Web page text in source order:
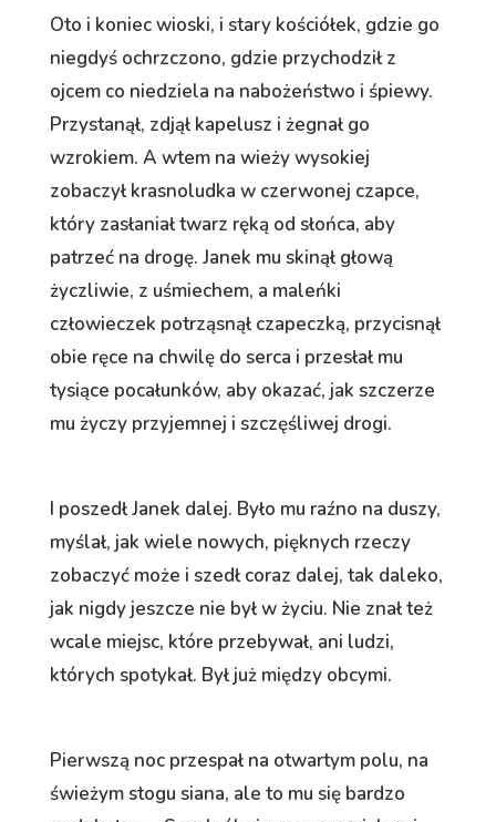
Oto i koniec wioski, i stary kościółek, gdzie go
niegdyś ochrzczono, gdzie przychodził z
ojcem co niedziela na nabożeństwo i śpiewy.
Przystanął, zdjął kapelusz i żegnał go
wzrokiem. A wtem na wieży wysokiej
zobaczył krasnoludka w czerwonej czapce,
który zasłaniał twarz ręką od słońca, aby
patrzeć na drogę. Janek mu skinął głową
życzliwie, z uśmiechem, a maleńki
człowieczek potrząsnął czapeczką, przycisnął
obie ręce na chwilę do serca i przesłał mu
tysiące pocałunków, aby okazać, jak szczerze
mu życzy przyjemnej i szczęśliwej drogi.
I poszedł Janek dalej. Było mu raźno na duszy,
myślał, jak wiele nowych, pięknych rzeczy
zobaczyć może i szedł coraz dalej, tak daleko,
jak nigdy jeszcze nie był w życiu. Nie znał też
wcale miejsc, które przebywał, ani ludzi,
których spotykał. Był już między obcymi.
Pierwszą noc przespał na otwartym polu, na
świeżym stogu siana, ale to mu się bardzo